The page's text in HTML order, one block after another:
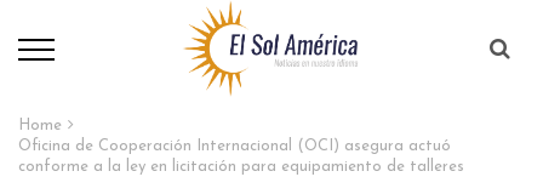
Home
Oficina de Cooperación Internacional (OCI) asegura actuó
conforme a la ley en licitación para equipamiento de talleres